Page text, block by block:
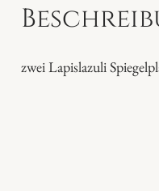
l
zwei Lapislazuli